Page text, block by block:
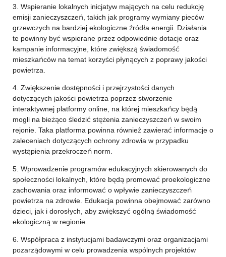
3. Wspieranie lokalnych inicjatyw mających na celu redukcję
emisji zanieczyszczeń, takich jak programy wymiany pieców
grzewczych na bardziej ekologiczne źródła energii. Działania
te powinny być wspierane przez odpowiednie dotacje oraz
kampanie informacyjne, które zwiększą świadomość
mieszkańców na temat korzyści płynących z poprawy jakości
powietrza.
4. Zwiększenie dostępności i przejrzystości danych
dotyczących jakości powietrza poprzez stworzenie
interaktywnej platformy online, na której mieszkańcy będą
mogli na bieżąco śledzić stężenia zanieczyszczeń w swoim
rejonie. Taka platforma powinna również zawierać informacje o
zaleceniach dotyczących ochrony zdrowia w przypadku
wystąpienia przekroczeń norm.
5. Wprowadzenie programów edukacyjnych skierowanych do
społeczności lokalnych, które będą promować proekologiczne
zachowania oraz informować o wpływie zanieczyszczeń
powietrza na zdrowie. Edukacja powinna obejmować zarówno
dzieci, jak i dorosłych, aby zwiększyć ogólną świadomość
ekologiczną w regionie.
6. Współpraca z instytucjami badawczymi oraz organizacjami
pozarządowymi w celu prowadzenia wspólnych projektów